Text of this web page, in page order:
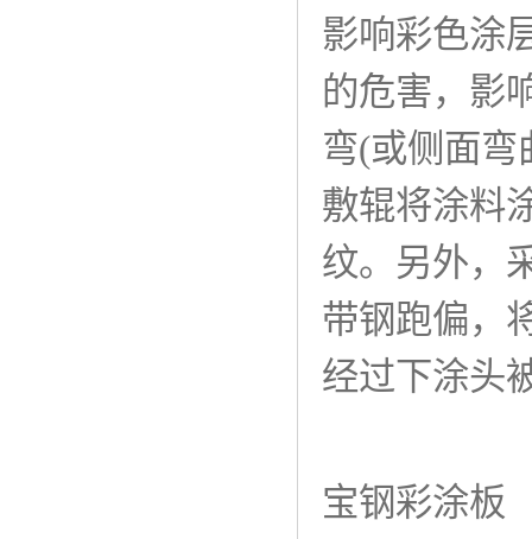
影响彩色涂
的危害，影
弯(或侧面弯
敷辊将涂料
纹。另外，
带钢跑偏，
经过下涂头
宝钢彩涂板